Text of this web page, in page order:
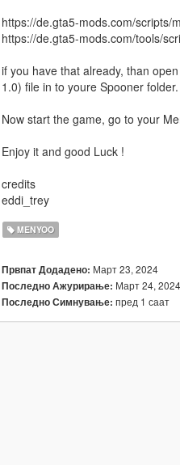
https://de.gta5-mods.com/scripts/
https://de.gta5-mods.com/tools/
if you have that already, than
1.0) file in to youre Spooner folder.
Now start the game, go to your
Enjoy it and good Luck !
credits
eddi_trey
MENYOO
Првпат Додадено: Март 23, 2024
Последно Ажурирање: Март 24, 2024
Последно Симнување: пред 1 саат